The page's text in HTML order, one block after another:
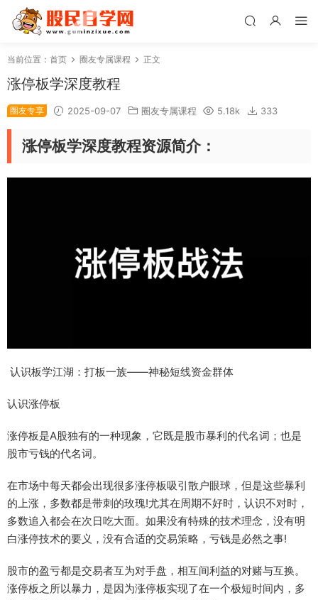
当前位置： 首页 圈友专属课程 正文
涨停板学深度教程
圈友专享 2025-09-07 圈友专属课程 5.18k 333
涨停板学深度教程资源简介：
认识板学江湖：打板一族——神秘短线资金群体
认识涨停板
涨停板是A股独有的一种现象，它既是股市暴利的代名词；也是
股市亏钱的代名词。
在市场中每天都会出现很多涨停板吸引散户眼球，但是这些暴利
的上涨，多数都是带刺的玫瑰!尤其在周期不好时，认识不对时，
多数追入都会在次日吃大面。如果没有特殊的技术理念，没有明
白涨停技术的要义，没有合适的交易策略，亏钱是必然之事!
股市的盈亏都是交易者互为对手盘，相互间利益的对赌与互换。
涨停板之所以暴力，是因为涨停板实现了在一个极短时间内，多